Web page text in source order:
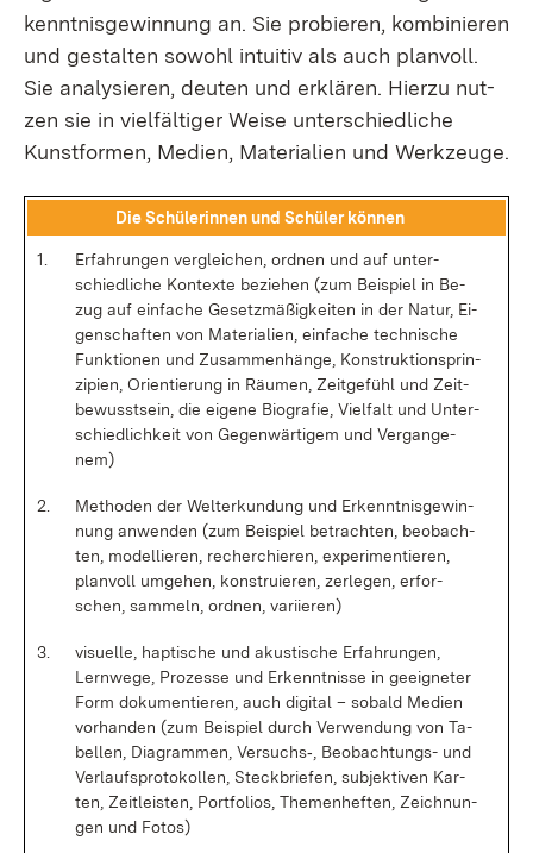
kennt­nis­ge­win­nung an. Sie pro­bie­ren, kom­bi­nie­ren
und ge­stal­ten so­wohl in­tui­tiv als auch plan­voll.
Sie ana­ly­sie­ren, deu­ten und er­klä­ren. Hier­zu nut­
zen sie in viel­fäl­ti­ger Wei­se un­ter­schied­li­che
Kunst­for­men, Me­di­en, Ma­te­ria­li­en und Werk­zeu­ge.
Die Schü­le­rin­nen und Schü­ler kön­nen
1.
Er­fah­run­gen ver­glei­chen, ord­nen und auf un­ter­
schied­li­che Kon­tex­te be­zie­hen (zum Bei­spiel in Be­
zug auf ein­fa­che Ge­setz­mä­ßig­kei­ten in der Na­tur, Ei­
gen­schaf­ten von Ma­te­ria­li­en, ein­fa­che tech­ni­sche
Funk­tio­nen und Zu­sam­men­hän­ge, Kon­struk­ti­ons­prin­
zi­pi­en, Ori­en­tie­rung in Räu­men, Zeit­ge­fühl und Zeit­
be­wusst­sein, die ei­ge­ne Bio­gra­fie, Viel­falt und Un­ter­
schied­lich­keit von Ge­gen­wär­ti­gem und Ver­gan­ge­
nem)
2.
Me­tho­den der Welt­erkun­dung und Er­kennt­nis­ge­win­
nung an­wen­den (zum Bei­spiel be­trach­ten, be­ob­ach­
ten, mo­del­lie­ren, re­cher­chie­ren, ex­pe­ri­men­tie­ren,
plan­voll um­ge­hen, kon­stru­ie­ren, zer­le­gen, er­for­
schen, sam­meln, ord­nen, va­ri­ie­ren)
3.
vi­su­el­le, hap­ti­sche und akus­ti­sche Er­fah­run­gen,
Lern­we­ge, Pro­zes­se und Er­kennt­nis­se in ge­eig­ne­ter
Form do­ku­men­tie­ren, auch di­gi­tal – so­bald Me­di­en
vor­han­den (zum Bei­spiel durch Ver­wen­dung von Ta­
bel­len, Dia­gram­men, Ver­suchs‑, Be­ob­ach­tungs- und
Ver­laufs­pro­to­kol­len, Steck­brie­fen, sub­jek­ti­ven Kar­
ten, Zeit­leis­ten, Port­fo­li­os, The­men­hef­ten, Zeich­nun­
gen und Fo­tos)